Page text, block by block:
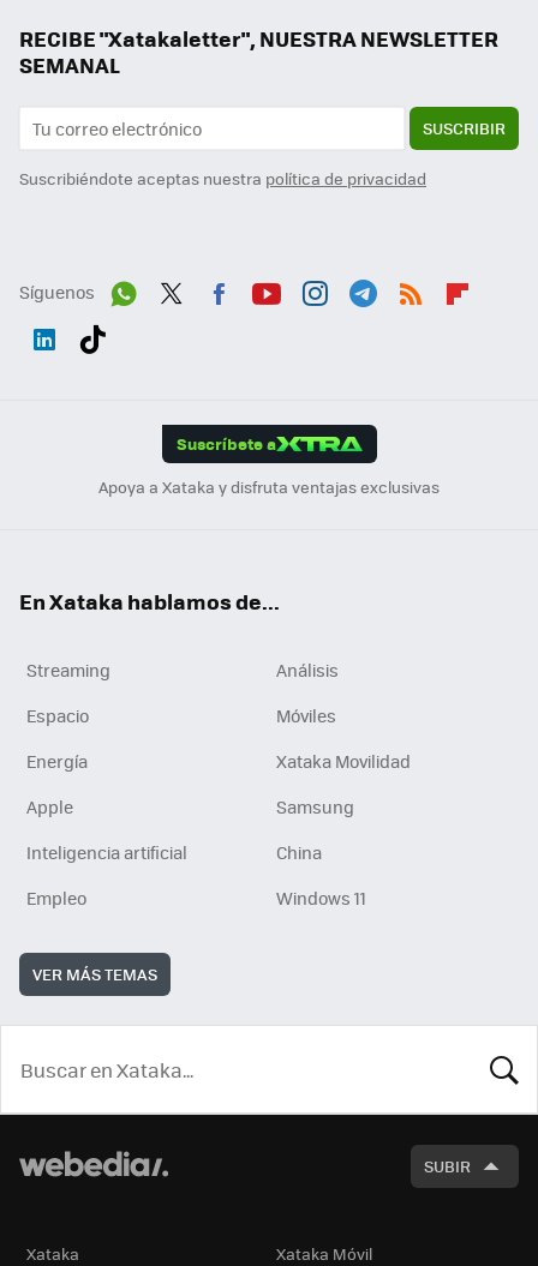
RECIBE "Xatakaletter", NUESTRA NEWSLETTER
SEMANAL
SUSCRIBIR
Suscribiéndote aceptas nuestra política de privacidad
Síguenos
Suscríbete a
Apoya a Xataka y disfruta ventajas exclusivas
En Xataka hablamos de...
Streaming
Análisis
Espacio
Móviles
Energía
Xataka Movilidad
Apple
Samsung
Inteligencia artificial
China
Empleo
Windows 11
VER MÁS TEMAS
SUBIR
Xataka Xataka Móvil